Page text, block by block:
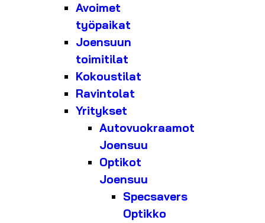
Avoimet
työpaikat
Joensuun
toimitilat
Kokoustilat
Ravintolat
Yritykset
Autovuokraamot
Joensuu
Optikot
Joensuu
Specsavers
Optikko